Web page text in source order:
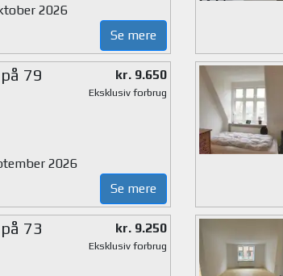
2026
Se mere
79
kr. 9.650
Eksklusiv forbrug
2026
Se mere
73
kr. 9.250
Eksklusiv forbrug